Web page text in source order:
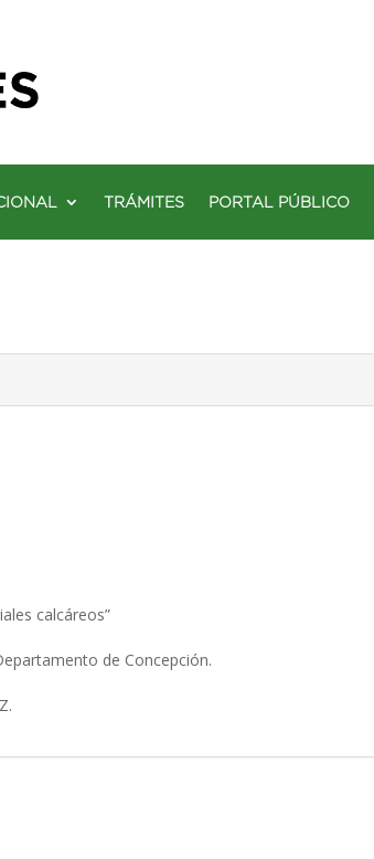
TRÁMITES PORTAL PÚBLICO
calcáreos”
de Concepción.